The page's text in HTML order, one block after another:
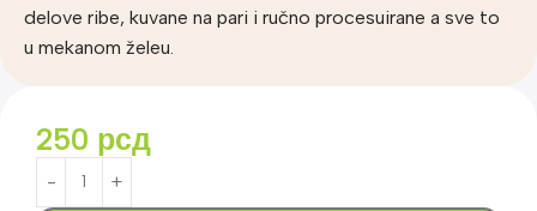
delove ribe, kuvane na pari i ručno procesuirane a sve to
u mekanom želeu.
250 рсд